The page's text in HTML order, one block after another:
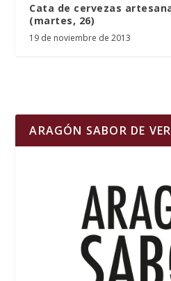
Cata de cervezas
(martes, 26)
19 de noviembre de 2013
ARAGÓN SABOR DE